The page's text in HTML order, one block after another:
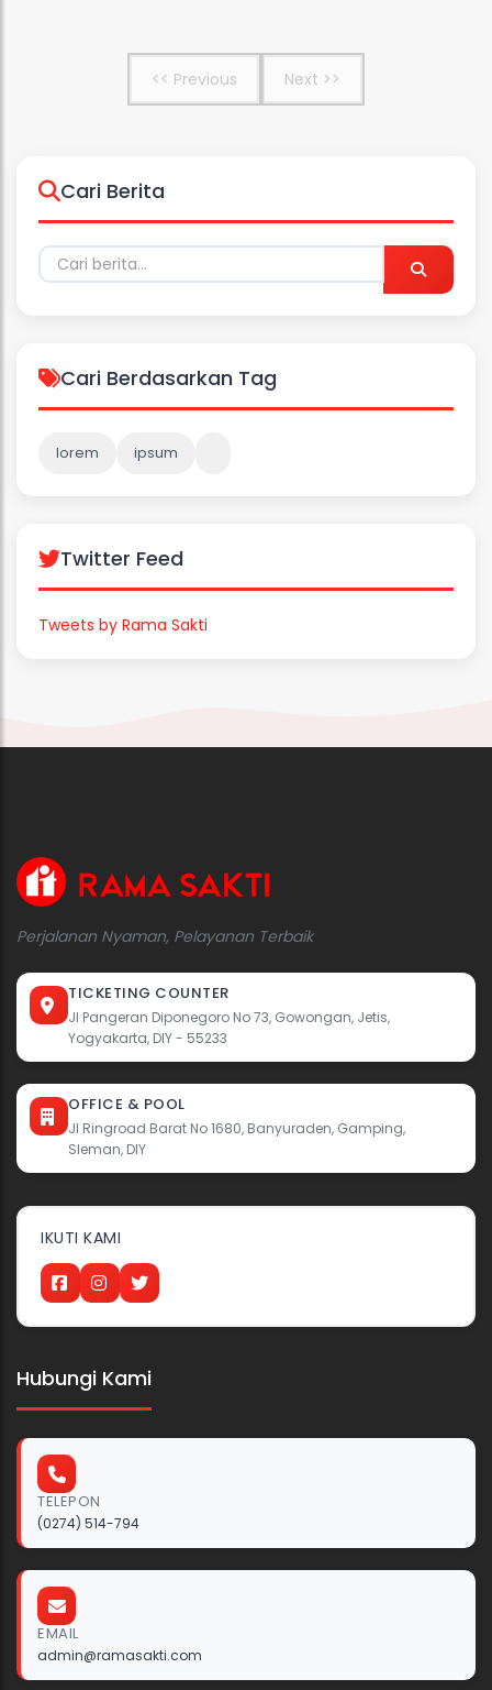
<< Previous Next >>
Cari Berita
Cari Berdasarkan Tag
lorem ipsum
Twitter Feed
Tweets by Rama Sakti
Perjalanan Nyaman, Pelayanan Terbaik
TICKETING COUNTER
Jl Pangeran Diponegoro No 73, Gowongan, Jetis,
Yogyakarta, DIY - 55233
OFFICE & POOL
Jl Ringroad Barat No 1680, Banyuraden, Gamping,
Sleman, DIY
IKUTI KAMI
Hubungi Kami
TELEPON
(0274) 514-794
EMAIL
admin@ramasakti.com